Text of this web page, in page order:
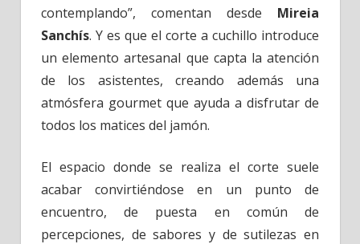
contemplando”, comentan desde Mireia
Sanchís. Y es que el corte a cuchillo introduce
un elemento artesanal que capta la atención
de los asistentes, creando además una
atmósfera gourmet que ayuda a disfrutar de
todos los matices del jamón.
El espacio donde se realiza el corte suele
acabar convirtiéndose en un punto de
encuentro, de puesta en común de
percepciones, de sabores y de sutilezas en